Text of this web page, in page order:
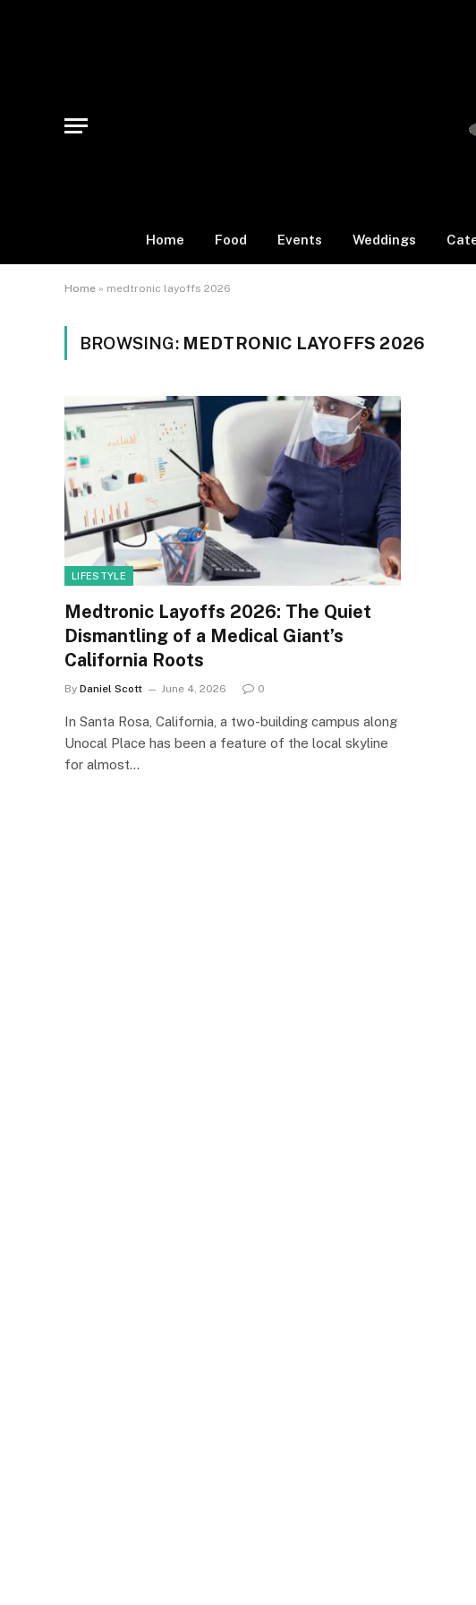
Home Food Events Weddings
Home » medtronic layoffs 2026
BROWSING: MEDTRONIC LAYOFFS 2026
LIFESTYLE
Medtronic Layoffs 2026: The Quiet
Dismantling of a Medical Giant’s
California Roots
By Daniel Scott June 4, 2026 0
In Santa Rosa, California, a two-building campus along
Unocal Place has been a feature of the local skyline
for almost…